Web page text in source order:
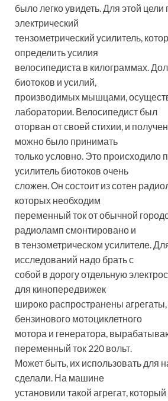
было легко увидеть. Для этой
электрический
тензометрический усилитель,
определить усилия
велосипедиста в килограммах.
биотоков и усилий,
производимых мышцами,
лаборатории. Велосипедист был
оторван от своей стихии, и
можно было принимать
только условно. Это происходило
усилитель биотоков очень
сложен. Он состоит из сотен
которых необходим
переменный ток от обычной
радиоламп смонтировано и
в тензометрическом усилителе.
исследований надо брать с
собой в дорогу отдельную
для кинопередвижек
широко распространены
бензинового мотоциклетного
мотора и генератора,
переменный ток 220 вольт.
Может быть, их использовать для
сделали. На машине
установили такой агрегат,